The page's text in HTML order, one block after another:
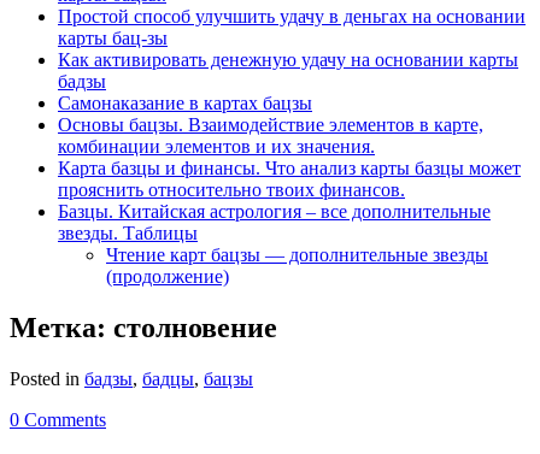
Простой способ улучшить удачу в деньгах на основании
карты бац-зы
Как активировать денежную удачу на основании карты
бадзы
Самонаказание в картах бацзы
Основы бацзы. Взаимодействие элементов в карте,
комбинации элементов и их значения.
Карта базцы и финансы. Что анализ карты базцы может
прояснить относительно твоих финансов.
Базцы. Китайская астрология – все дополнительные
звезды. Таблицы
Чтение карт бацзы — дополнительные звезды
(продолжение)
Метка: столновение
Posted in бадзы, бадцы, бацзы
0 Comments